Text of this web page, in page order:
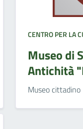
CENTRO PER LA
Museo di
Antichità
Museo cittadino